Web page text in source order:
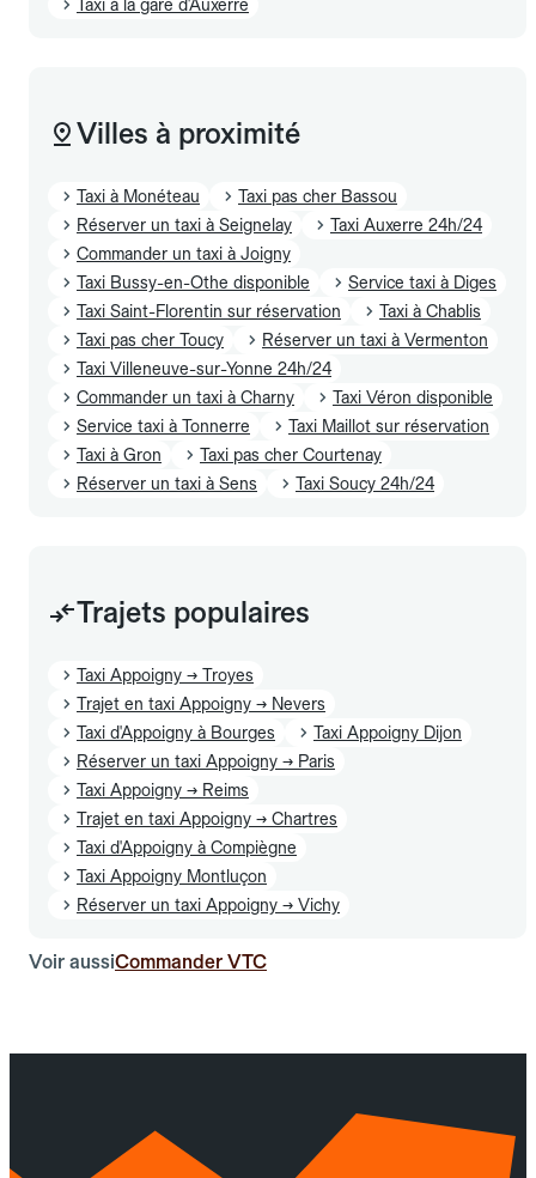
Taxi à la gare d'Auxerre
Villes à proximité
Taxi à Monéteau
Taxi pas cher Bassou
Réserver un taxi à Seignelay
Taxi Auxerre 24h/24
Commander un taxi à Joigny
Taxi Bussy-en-Othe disponible
Service taxi à Diges
Taxi Saint-Florentin sur réservation
Taxi à Chablis
Taxi pas cher Toucy
Réserver un taxi à Vermenton
Taxi Villeneuve-sur-Yonne 24h/24
Commander un taxi à Charny
Taxi Véron disponible
Service taxi à Tonnerre
Taxi Maillot sur réservation
Taxi à Gron
Taxi pas cher Courtenay
Réserver un taxi à Sens
Taxi Soucy 24h/24
Trajets populaires
Taxi Appoigny → Troyes
Trajet en taxi Appoigny → Nevers
Taxi d'Appoigny à Bourges
Taxi Appoigny Dijon
Réserver un taxi Appoigny → Paris
Taxi Appoigny → Reims
Trajet en taxi Appoigny → Chartres
Taxi d'Appoigny à Compiègne
Taxi Appoigny Montluçon
Réserver un taxi Appoigny → Vichy
Voir aussiCommander VTC